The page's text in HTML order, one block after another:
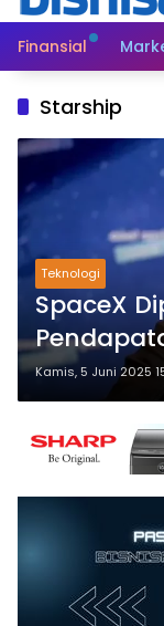
Finansial
Starship
Teknologi
SpaceX
Ini,
2026
Kamis, 5 Juni 2025